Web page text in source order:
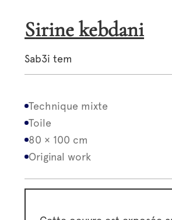
sirine kebdani
Sab3i tem
Technique mixte
Toile
80 × 100 cm
Original work